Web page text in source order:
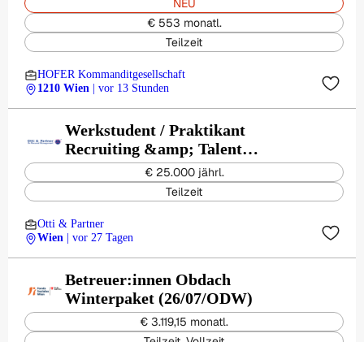
NEU
€ 553 monatl.
Teilzeit
HOFER Kommanditgesellschaft
1210 Wien
| vor 13 Stunden
Werkstudent / Praktikant
Recruiting &amp; Talent
Acquisition - Fokus Active
Sourcing (TZ-VZ)
€ 25.000 jährl.
Teilzeit
Otti & Partner
Wien
| vor 27 Tagen
Betreuer:innen Obdach
Winterpaket (26/07/ODW)
€ 3.119,15 monatl.